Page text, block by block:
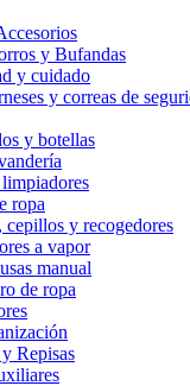
y Bufandas
y cuidado
y correas de
y botellas
ropa
cepillos y recogedores
a vapor
manual
de ropa
Repisas